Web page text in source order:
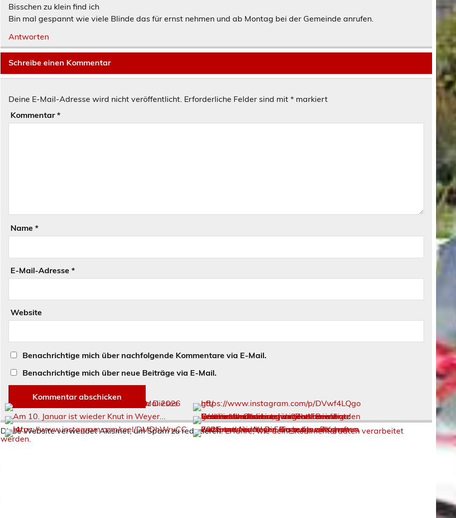
Bisschen zu klein find ich
Bin mal gespannt wie viele Blinde das für ernst nehmen und ab Montag bei der Gemeinde anrufen.
Antworten
Schreibe einen Kommentar
Deine E-Mail-Adresse wird nicht veröffentlicht. Erforderliche Felder sind mit *markiert
Kommentar*
Name*
E-Mail-Adresse*
Website
Benachrichtige mich über nachfolgende Kommentare via E-Mail.
Benachrichtige mich über neue Beiträge via E-Mail.
Diese Website verwendet Akismet, um Spam zu reduzieren.Erfahre, wie deine Kommentardaten verarbeitet
werden.